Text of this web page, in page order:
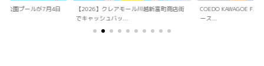
ル川越新富町商店街
COEDO KAWAGOE F.Cが小学生向けサッカ
ース...
「Sky Walker 7058」
内ア...